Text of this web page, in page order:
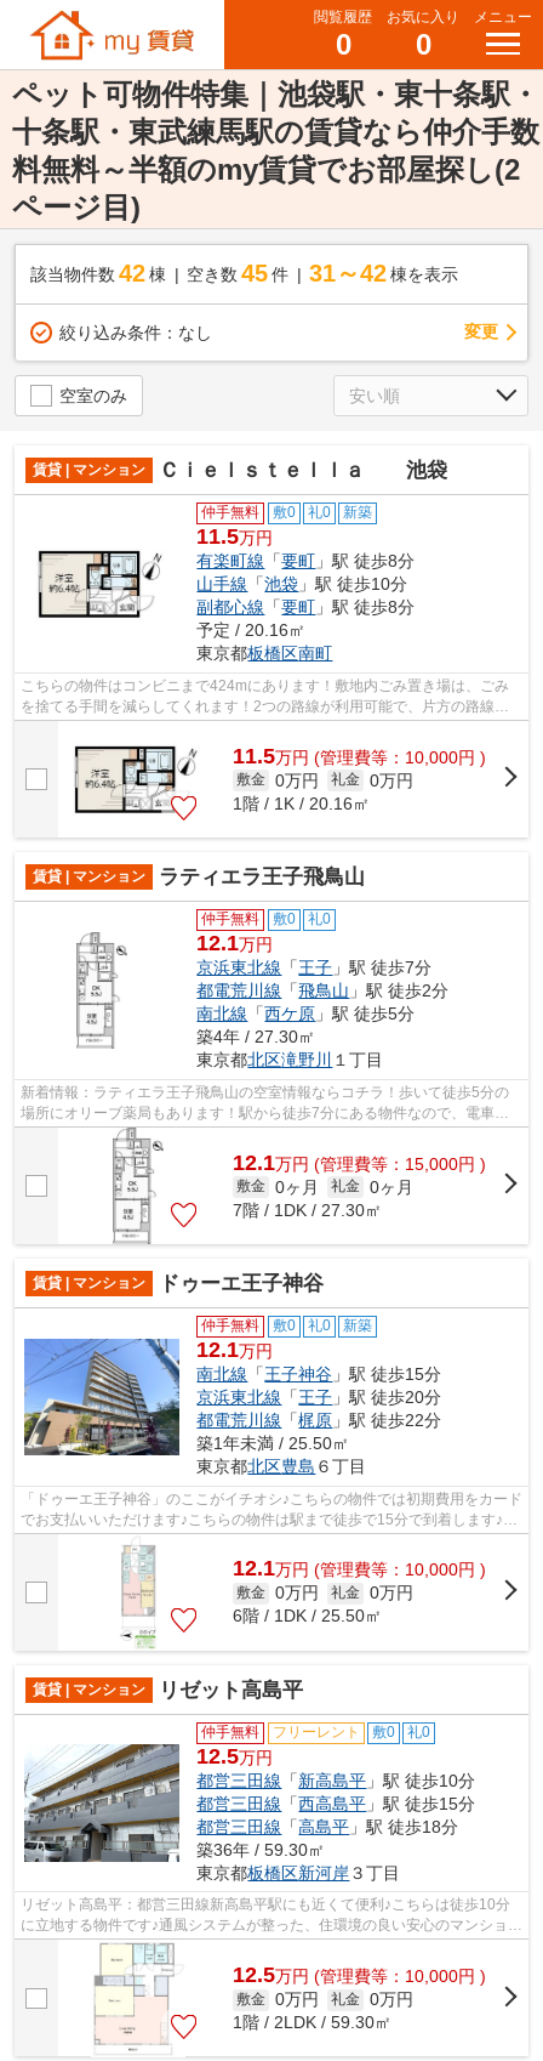
閲覧履歴
0
お気に入り
0
メニュー
ペット可物件特集｜池袋駅・東十条駅・
十条駅・東武練馬駅の賃貸なら仲介手数
料無料～半額のmy賃貸でお部屋探し(2
ページ目)
該当物件数 42棟 空き数 45 件 31～42 棟を表示
絞り込み条件： なし 変更
空室のみ
賃貸 | マンション Ｃｉｅｌｓｔｅｌｌａ 池袋
仲手無料 敷0 礼0 新築
11.5万円
有楽町線 「要町 」駅 徒歩8分
山手線 「池袋 」駅 徒歩10分
副都心線 「要町 」駅 徒歩8分
予定 / 20.16㎡
東京都板橋区南町
こちらの物件はコンビニまで424mにあります！敷地内ごみ置き場は、ごみ
を捨てる手間を減らしてくれます！2つの路線が利用可能で、片方の路線に
11.5万円 (管理費等：10,000円 )
敷金 0万円 礼金 0万円
1階 / 1K / 20.16㎡
賃貸 | マンション ラティエラ王子飛鳥山
仲手無料 敷0 礼0
12.1万円
京浜東北線 「王子 」駅 徒歩7分
都電荒川線 「飛鳥山 」駅 徒歩2分
南北線 「西ケ原 」駅 徒歩5分
築4年 / 27.30㎡
東京都北区滝野川 １丁目
新着情報：ラティエラ王子飛鳥山の空室情報ならコチラ！歩いて徒歩5分の
場所にオリーブ薬局もあります！駅から徒歩7分にある物件なので、電車利
用が多い方にオススメです！2022年築の...
12.1万円 (管理費等：15,000円 )
敷金 0ヶ月 礼金 0ヶ月
7階 / 1DK / 27.30㎡
賃貸 | マンション ドゥーエ王子神谷
仲手無料 敷0 礼0 新築
12.1万円
南北線 「王子神谷 」駅 徒歩15分
京浜東北線 「王子 」駅 徒歩20分
都電荒川線 「梶原 」駅 徒歩22分
築1年未満 / 25.50㎡
東京都北区豊島 ６丁目
「ドゥーエ王子神谷」のここがイチオシ♪こちらの物件では初期費用をカード
でお支払いいただけます♪こちらの物件は駅まで徒歩で15分で到着します♪魅
力的で眺望良好な場所です♪行き先や...
12.1万円 (管理費等：10,000円 )
敷金 0万円 礼金 0万円
6階 / 1DK / 25.50㎡
賃貸 | マンション リゼット高島平
仲手無料 フリーレント 敷0 礼0
12.5万円
都営三田線 「新高島平 」駅 徒歩10分
都営三田線 「西高島平 」駅 徒歩15分
都営三田線 「高島平 」駅 徒歩18分
築36年 / 59.30㎡
東京都板橋区新河岸３丁目
リゼット高島平：都営三田線新高島平駅にも近くて便利♪こちらは徒歩10分
に立地する物件です♪通風システムが整った、住環境の良い安心のマンション
です♪こちらの物件はマンションです♪...
12.5万円 (管理費等：10,000円 )
敷金 0万円 礼金 0万円
1階 / 2LDK / 59.30㎡